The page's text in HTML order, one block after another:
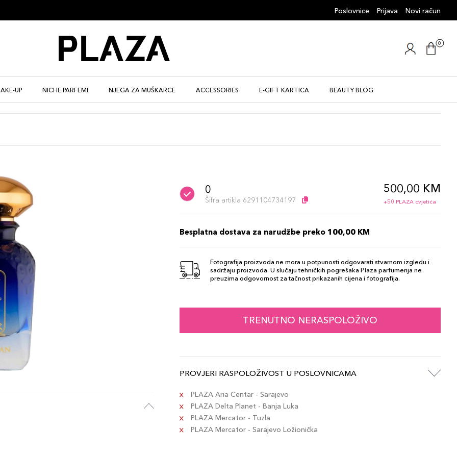
Poslovnice Prijava Novi račun
0
UP NICHE PARFEMI NJEGA ZA MUŠKARCE ACCESSORIES E-GIFT KARTICA BEAUTY BLOG
0
Šifra artikla 6291104734197
500,00 KM
+50 PLAZA cvjetića
Besplatna dostava za narudžbe preko 100,00 KM
Fotografija proizvoda ne mora u potpunosti odgovarati stvarnom izgledu i
sadržaju proizvoda. U slučaju tehničkih pogrešaka Plaza parfumerija ne
preuzima odgovornost za tačnost prikazanih cijena i fotografija.
TRENUTNO NERASPOLOŽIVO
PROVJERI RASPOLOŽIVOST U POSLOVNICAMA
PLAZA Aria Centar - Sarajevo
PLAZA Delta Planet - Banja Luka
PLAZA Mercator - Tuzla
PLAZA Mercator - Sarajevo Ložionička